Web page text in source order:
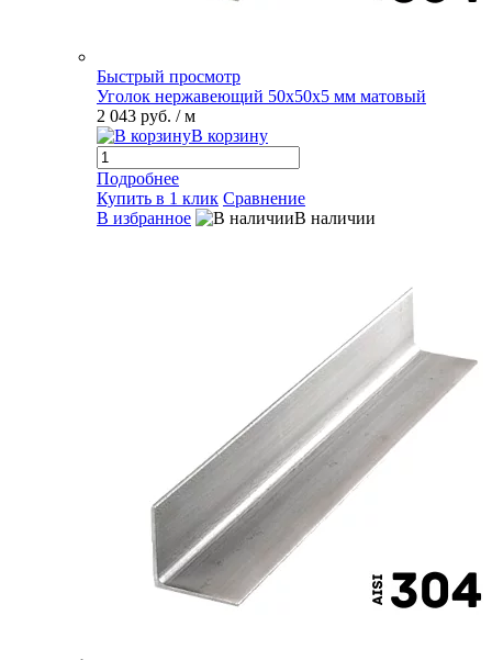
Быстрый просмотр
Уголок нержавеющий 50х50х5 мм матовый
2 043 руб. / м
В корзину
Подробнее
Купить в 1 клик Сравнение
В избранное
В наличии